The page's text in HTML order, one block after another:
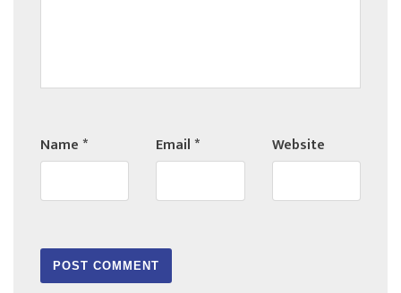
Name* Email* Website